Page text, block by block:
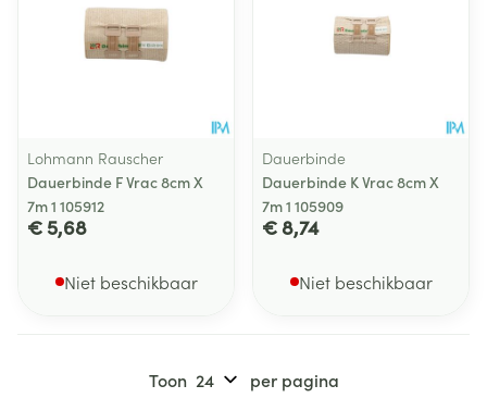
Lohmann Rauscher
Dauerbinde F Vrac 8cm X
7m 1 105912
€ 5,68
Niet beschikbaar
Dauerbinde
Dauerbinde K Vrac 8cm X
7m 1 105909
€ 8,74
Niet beschikbaar
Toon per pagina